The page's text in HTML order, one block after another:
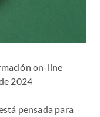
on-line
2024
pensada para